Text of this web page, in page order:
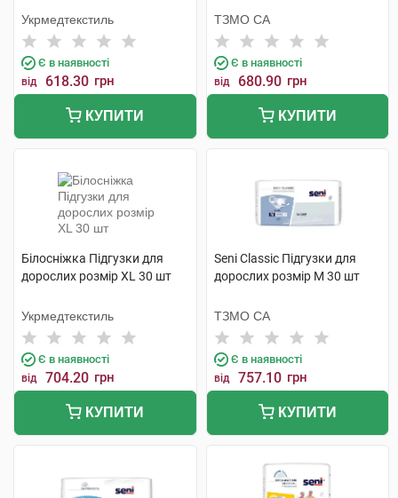
Укрмедтекстиль
Є в наявності
від 618.30 грн
КУПИТИ
ТЗМО СА
Є в наявності
від 680.90 грн
КУПИТИ
Білосніжка Підгузки для
дорослих розмір XL 30 шт
Укрмедтекстиль
Є в наявності
від 704.20 грн
КУПИТИ
Seni Classic Підгузки для
дорослих розмір M 30 шт
ТЗМО СА
Є в наявності
від 757.10 грн
КУПИТИ